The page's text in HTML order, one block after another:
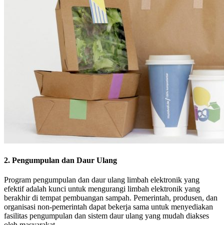
2. Pengumpulan dan Daur Ulang
Program pengumpulan dan daur ulang limbah elektronik yang
efektif adalah kunci untuk mengurangi limbah elektronik yang
berakhir di tempat pembuangan sampah. Pemerintah, produsen, dan
organisasi non-pemerintah dapat bekerja sama untuk menyediakan
fasilitas pengumpulan dan sistem daur ulang yang mudah diakses